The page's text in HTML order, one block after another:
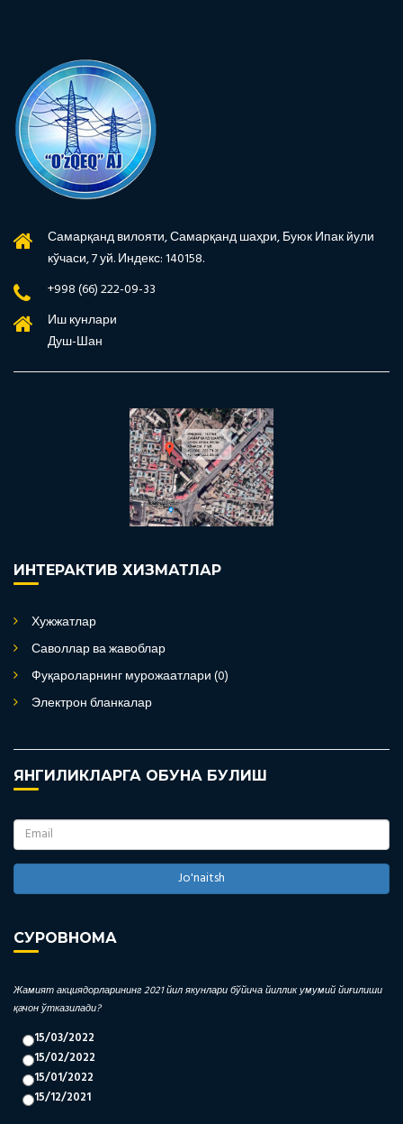
Самарқанд вилояти, Самарқанд шаҳри, Буюк Ипак йули
кўчаси, 7 уй. Индекс: 140158.
+998 (66) 222-09-33
Иш кунлари
Душ-Шан
ИНТЕРАКТИВ ХИЗМАТЛАР
Хужжатлар
Саволлар ва жавоблар
Фуқароларнинг мурожаатлари (0)
Электрон бланкалар
ЯНГИЛИКЛАРГА ОБУНА БУЛИШ
Jo'naitsh
СУРОВНОМА
Жамият акциядорларининг 2021 йил якунлари бўйича йиллик умумий йиғилиши
қачон ўтказилади?
15/03/2022
15/02/2022
15/01/2022
15/12/2021